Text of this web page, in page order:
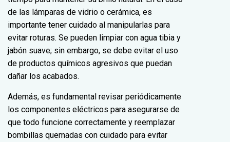
de las lámparas de vidrio o cerámica, es
importante tener cuidado al manipularlas para
evitar roturas. Se pueden limpiar con agua tibia y
jabón suave; sin embargo, se debe evitar el uso
de productos químicos agresivos que puedan
dañar los acabados.
Además, es fundamental revisar periódicamente
los componentes eléctricos para asegurarse de
que todo funcione correctamente y reemplazar
bombillas quemadas con cuidado para evitar